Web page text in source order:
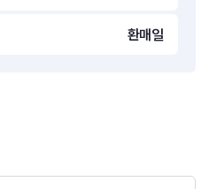
환매일